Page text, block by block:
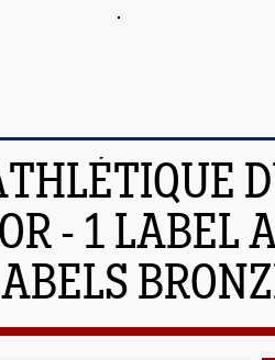
- 1 LABEL